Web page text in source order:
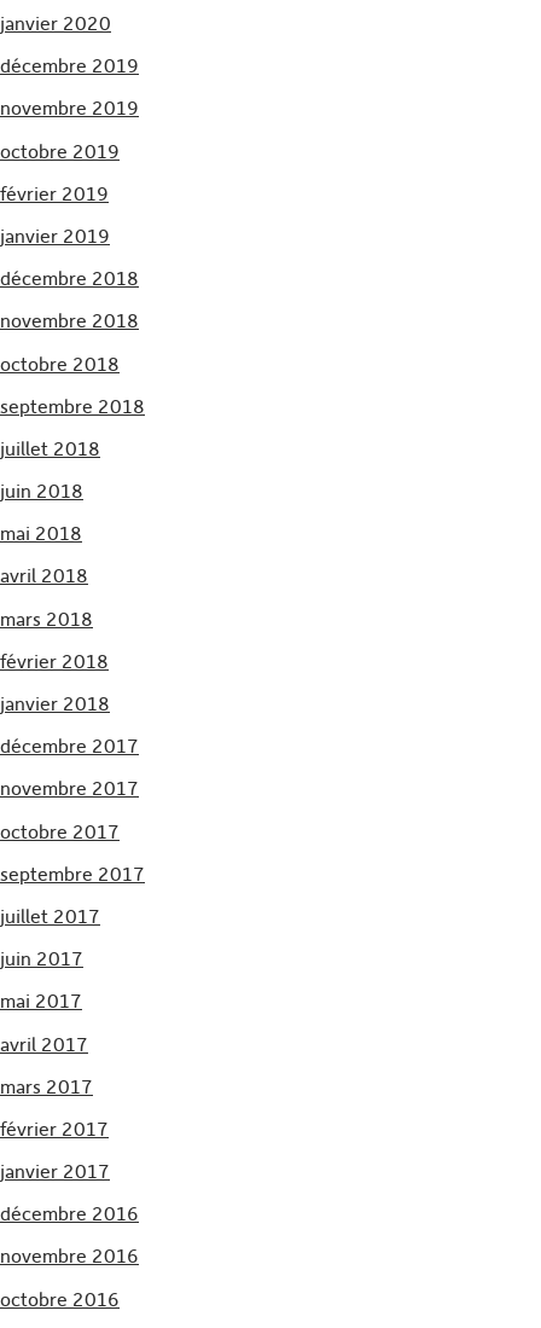
janvier 2020
décembre 2019
novembre 2019
octobre 2019
février 2019
janvier 2019
décembre 2018
novembre 2018
octobre 2018
septembre 2018
juillet 2018
juin 2018
mai 2018
avril 2018
mars 2018
février 2018
janvier 2018
décembre 2017
novembre 2017
octobre 2017
septembre 2017
juillet 2017
juin 2017
mai 2017
avril 2017
mars 2017
février 2017
janvier 2017
décembre 2016
novembre 2016
octobre 2016